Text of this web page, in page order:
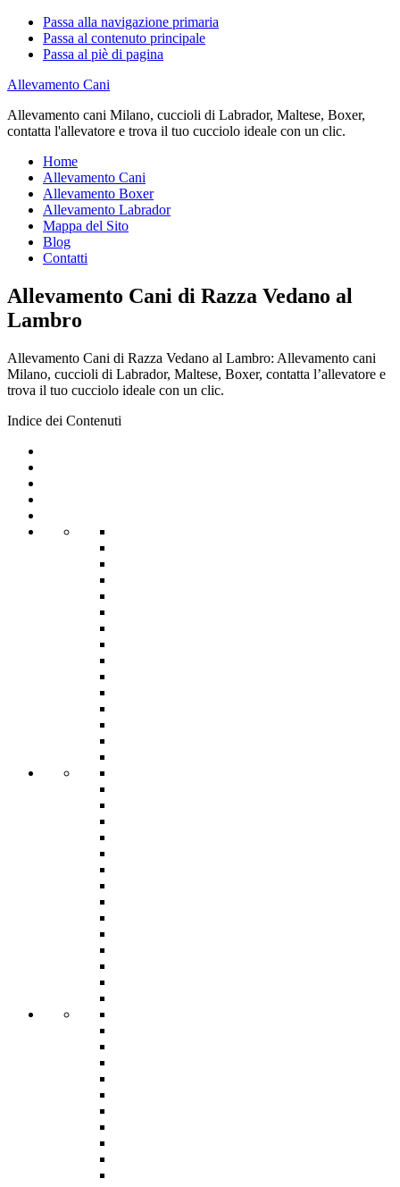
Passa alla navigazione primaria
Passa al contenuto principale
Passa al piè di pagina
Allevamento Cani
Allevamento cani Milano, cuccioli di Labrador, Maltese, Boxer,
contatta l'allevatore e trova il tuo cucciolo ideale con un clic.
Home
Allevamento Cani
Allevamento Boxer
Allevamento Labrador
Mappa del Sito
Blog
Contatti
Allevamento Cani di Razza Vedano al
Lambro
Allevamento Cani di Razza Vedano al Lambro: Allevamento cani
Milano, cuccioli di Labrador, Maltese, Boxer, contatta l’allevatore e
trova il tuo cucciolo ideale con un clic.
Indice dei Contenuti